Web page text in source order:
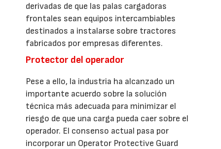
derivadas de que las palas cargadoras
frontales sean equipos intercambiables
destinados a instalarse sobre tractores
fabricados por empresas diferentes.
Protector del operador
Pese a ello, la industria ha alcanzado un
importante acuerdo sobre la solución
técnica más adecuada para minimizar el
riesgo de que una carga pueda caer sobre el
operador. El consenso actual pasa por
incorporar un Operator Protective Guard